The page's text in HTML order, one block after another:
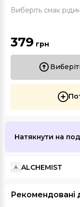
Виберіть смак
379 грн
Натякнути на
ALCHEMIST
Рекомендовані